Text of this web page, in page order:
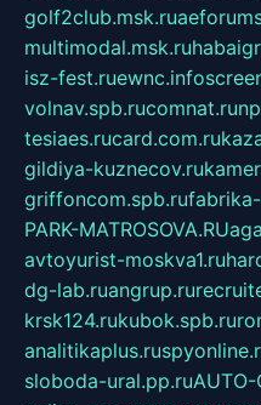
golf2club.msk.ru
multimodal.msk.ru
isz-fest.ruewnc.info
volnav.spb.rucomnat.ru
tesiaes.rucard.com.ru
gildiya-kuznecov.ru
griffoncom.spb.ru
PARK-MATROSOVA.RU
avtoyurist-moskva1.ru
dg-lab.ruangrup.ru
krsk124.rukubok.spb.ru
analitikaplus.ru
sloboda-ural.pp.ruAUTO-